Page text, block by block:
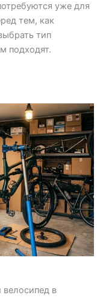
уже для
тем, как
тип
подходят.
в